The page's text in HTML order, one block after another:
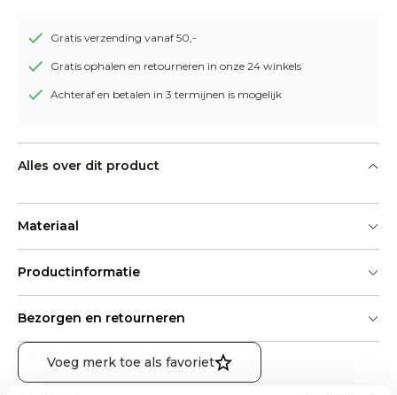
Gratis verzending vanaf 50,-
Gratis ophalen en retourneren in onze 24 winkels
Achteraf en betalen in 3 termijnen is mogelijk
Alles over dit product
Materiaal
Productinformatie
Bezorgen en retourneren
Voeg merk toe als favoriet